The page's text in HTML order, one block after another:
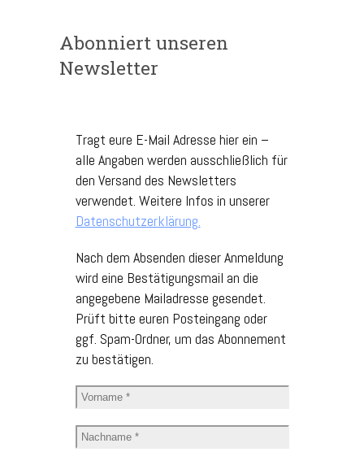
Abonniert unseren
Newsletter
Tragt eure E-Mail Adresse hier ein –
alle Angaben werden ausschließlich für
den Versand des Newsletters
verwendet. Weitere Infos in unserer
Datenschutzerklärung.
Nach dem Absenden dieser Anmeldung
wird eine Bestätigungsmail an die
angegebene Mailadresse gesendet.
Prüft bitte euren Posteingang oder
ggf. Spam-Ordner, um das Abonnement
zu bestätigen.